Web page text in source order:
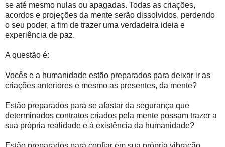
se até mesmo nulas ou apagadas. Todas as criações,
acordos e projeções da mente serão dissolvidos, perdendo
o seu poder, a fim de trazer uma verdadeira ideia e
experiência de paz.
A questão é:
Vocês e a humanidade estão preparados para deixar ir as
criações anteriores e mesmo as presentes, da mente?
Estão preparados para se afastar da segurança que
determinados contratos criados pela mente possam trazer a
sua própria realidade e à existência da humanidade?